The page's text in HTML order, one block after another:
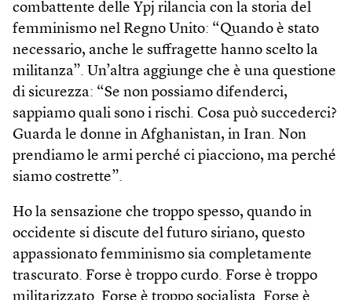
combattente delle Ypj rilancia con la storia del
femminismo nel Regno Unito: “Quando è stato
necessario, anche le suffragette hanno scelto la
militanza”. Un’altra aggiunge che è una questione
di sicurezza: “Se non possiamo difenderci,
sappiamo quali sono i rischi. Cosa può succederci?
Guarda le donne in Afghanistan, in Iran. Non
prendiamo le armi perché ci piacciono, ma perché
siamo costrette”.
Ho la sensazione che troppo spesso, quando in
occidente si discute del futuro siriano, questo
appassionato femminismo sia completamente
trascurato. Forse è troppo curdo. Forse è troppo